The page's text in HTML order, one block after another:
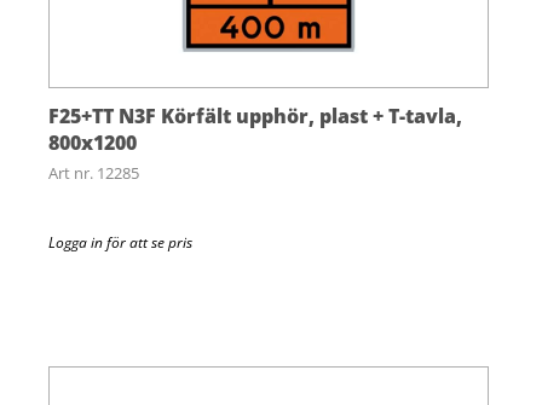
F25+TT N3F Körfält upphör, plast + T-tavla,
800x1200
Art nr. 12285
Logga in för att se pris